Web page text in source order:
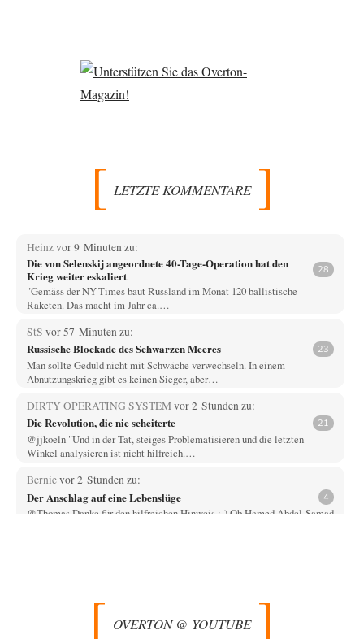
LETZTE KOMMENTARE
Heinzvor 9 Minuten zu:
Die von Selenskij angeordnete 40-Tage-Operation hat den
Krieg weiter eskaliert
28
"Gemäss der NY-Times baut Russland im Monat 120 ballistische
Raketen. Das macht im Jahr ca.…
StS vor 57 Minuten zu:
Russische Blockade des Schwarzen Meeres 23
Man sollte Geduld nicht mit Schwäche verwechseln. In einem
Abnutzungskrieg gibt es keinen Sieger, aber…
DIRTY OPERATING SYSTEMvor 2 Stunden zu:
Die Revolution, die nie scheiterte 21
@jjkoeln "Und in der Tat, steiges Problematisieren und die letzten
Winkel analysieren ist nicht hilfreich.…
Bernievor 2 Stunden zu:
Der Anschlag auf eine Lebenslüge 4
@Thomas Danke für den hilfreichen Hinweis ;-) Ob Hamed Abdel-Samad
Frage: Wer besitzt die…
DIRTY OPERATING SYSTEM vor 4 Stunden zu:
OVERTON @ YOUTUBE